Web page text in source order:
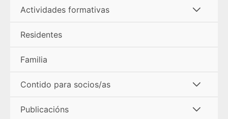
menú
Actividades formativas
Residentes
Familia
Contido para socios/as
menú
Publicacións